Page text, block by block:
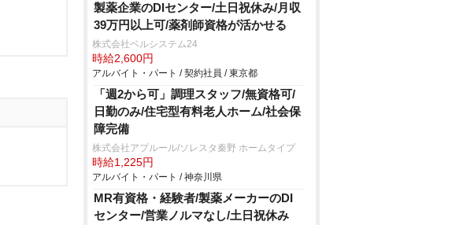
製薬企業のDIセンター/土日祝休み/月収
39万円以上可/薬剤師資格が活かせる
株式会社ベルシステム24
時給2,600円
アルバイト・パート / 契約社員 / 東京都
「週2から可」調理スタッフ/無資格可/
日勤のみ/住宅型有料老人ホーム/社会保
障完備
株式会社アプルール/ソレスタ秦野 ホームタイプ
時給1,225円
アルバイト・パート / 神奈川県
MR有資格・経験者/製薬メーカーのDI
センター/営業ノルマなし/土日祝休み